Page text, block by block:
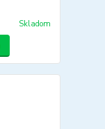
Skladom